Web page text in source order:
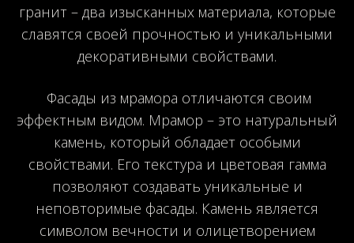
гранит – два изысканных материала, которые
славятся своей прочностью и уникальными
декоративными свойствами.
Фасады из мрамора отличаются своим
эффектным видом. Мрамор – это натуральный
камень, который обладает особыми
свойствами. Его текстура и цветовая гамма
позволяют создавать уникальные и
неповторимые фасады. Камень является
символом вечности и олицетворением